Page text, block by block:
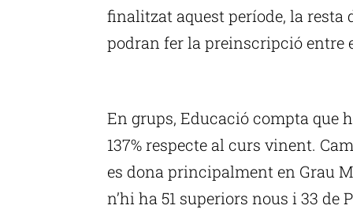
finalitzat aquest període, la resta
podran fer la preinscripció entre
En grups, Educació compta que
137% respecte al curs vinent.
es dona principalment en Grau
n’hi ha 51 superiors nous i 33